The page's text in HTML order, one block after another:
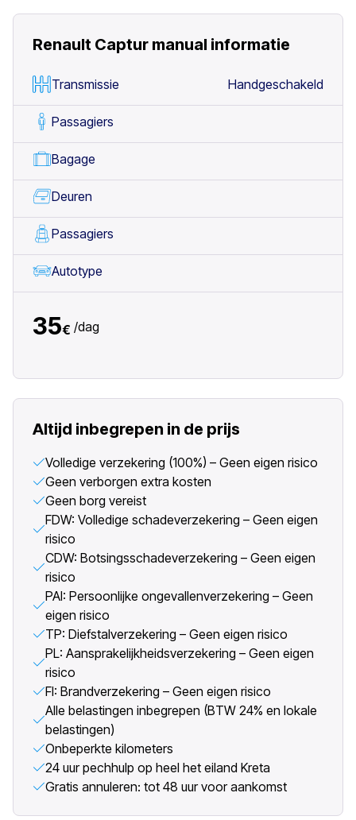
Renault Captur manual informatie
Transmissie Handgeschakeld
Passagiers
Bagage
Deuren
Passagiers
Autotype
35€ /dag
Altijd inbegrepen in de prijs
Volledige verzekering (100%) – Geen eigen risico
Geen verborgen extra kosten
Geen borg vereist
FDW: Volledige schadeverzekering – Geen eigen
risico
CDW: Botsingsschadeverzekering – Geen eigen
risico
PAI: Persoonlijke ongevallenverzekering – Geen
eigen risico
TP: Diefstalverzekering – Geen eigen risico
PL: Aansprakelijkheidsverzekering – Geen eigen
risico
FI: Brandverzekering – Geen eigen risico
Alle belastingen inbegrepen (BTW 24% en lokale
belastingen)
Onbeperkte kilometers
24 uur pechhulp op heel het eiland Kreta
Gratis annuleren: tot 48 uur voor aankomst